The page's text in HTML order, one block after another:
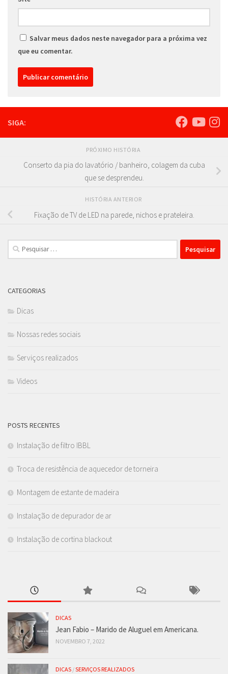
Salvar meus dados neste navegador para a próxima vez
que eu comentar.
SIGA:
PRÓXIMO HISTÓRIA
Conserto da pia do lavatório / banheiro, colagem da cuba
que se desprendeu.
HISTÓRIA ANTERIOR
Fixação de TV de LED na parede, nichos e prateleira.
Pesquisar
por:
CATEGORIAS
Dicas
Nossas redes sociais
Serviços realizados
Videos
POSTS RECENTES
Instalação de filtro IBBL
Troca de resistência de aquecedor de torneira
Montagem de estante de madeira
Instalação de depurador de ar
Instalação de cortina blackout
DICAS
Jean Fabio – Marido de Aluguel em Americana.
NOVEMBRO 7, 2022
DICAS /SERVIÇOS REALIZADOS